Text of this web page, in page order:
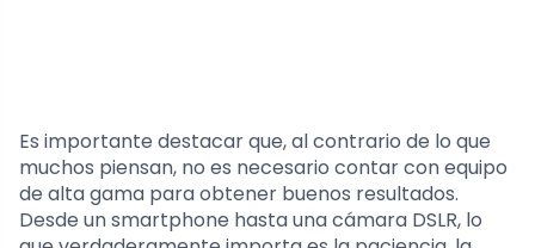
Es importante destacar que, al contrario de lo que
muchos piensan, no es necesario contar con equipo
de alta gama para obtener buenos resultados.
Desde un smartphone hasta una cámara DSLR, lo